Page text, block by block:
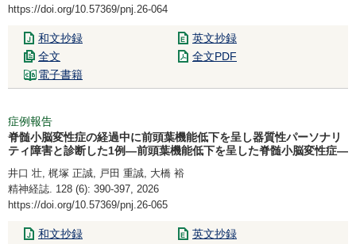
https://doi.org/10.57369/pnj.26-064
和文抄録
英文抄録
全文
全文PDF
電子書籍
症例報告
脊髄小脳変性症の経過中に前頭葉機能低下を呈し器質性パーソナリ
ティ障害と診断した1例―前頭葉機能低下を呈した脊髄小脳変性症―
井口 壮, 梶塚 正誠, 戸田 重誠, 大橋 裕
精神経誌. 128 (6): 390-397, 2026
https://doi.org/10.57369/pnj.26-065
和文抄録
英文抄録